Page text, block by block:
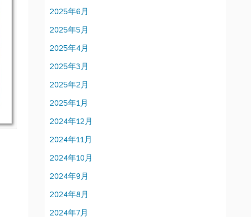
2025年6月
2025年5月
2025年4月
2025年3月
2025年2月
2025年1月
2024年12月
2024年11月
2024年10月
2024年9月
2024年8月
2024年7月